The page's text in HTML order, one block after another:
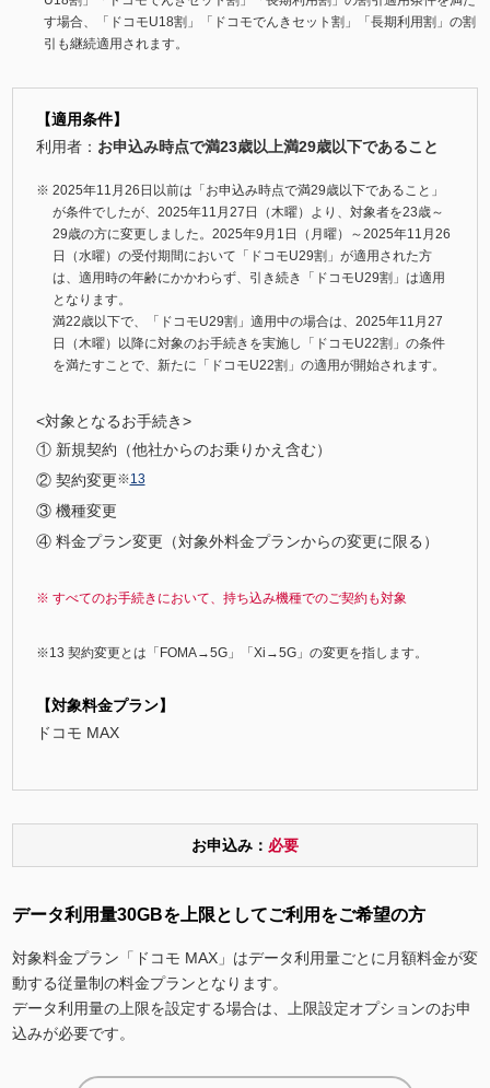
す場合、「ドコモU18割」「ドコモでんきセット割」「長期利用割」の割
引も継続適用されます。
【適用条件】
利用者： お申込み時点で満23歳以上満29歳以下であること
2025年11月26日以前は「お申込み時点で満29歳以下であること」
が条件でしたが、2025年11月27日（木曜）より、対象者を23歳～
29歳の方に変更しました。2025年9月1日（月曜）～2025年11月26
日（水曜）の受付期間において「ドコモU29割」が適用された方
は、適用時の年齢にかかわらず、引き続き「ドコモU29割」は適用
となります。
満22歳以下で、「ドコモU29割」適用中の場合は、2025年11月27
日（木曜）以降に対象のお手続きを実施し「ドコモU22割」の条件
を満たすことで、新たに「ドコモU22割」の適用が開始されます。
<対象となるお手続き>
新規契約（他社からのお乗りかえ含む）
契約変更※13
機種変更
料金プラン変更（対象外料金プランからの変更に限る）
すべてのお手続きにおいて、持ち込み機種でのご契約も対象
契約変更とは「FOMA→5G」「Xi→5G」の変更を指します。
【対象料金プラン】
ドコモ MAX
お申込み： 必要
データ利用量30GBを上限としてご利用をご希望の方
対象料金プラン「ドコモ MAX」はデータ利用量ごとに月額料金が変
動する従量制の料金プランとなります。
データ利用量の上限を設定する場合は、上限設定オプションのお申
込みが必要です。